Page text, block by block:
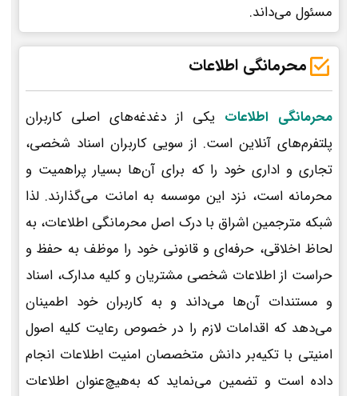
مسئول می‌داند.
محرمانگی اطلاعات
محرمانگی اطلاعات یکی از دغدغه‌های اصلی کاربران
پلتفرم‌های آنلاین است. از سویی کاربران اسناد شخصی،
تجاری و اداری خود را که برای آن‌ها بسیار پراهمیت و
محرمانه است، نزد این موسسه به امانت می‌گذارند. لذا
شبکه مترجمین اشراق با درک اصل محرمانگی اطلاعات، به
لحاظ اخلاقی، حرفه‌ای و قانونی خود را موظف به حفظ و
حراست از اطلاعات شخصی مشتریان و کلیه مدارک، اسناد
و مستندات آن‌ها می‌داند و به کاربران خود اطمینان
می‌دهد که اقدامات لازم را در خصوص رعایت کلیه اصول
امنیتی با تکیه‌بر دانش متخصصان امنیت اطلاعات انجام
داده است و تضمین می‌نماید که به‌هیچ‌عنوان اطلاعات